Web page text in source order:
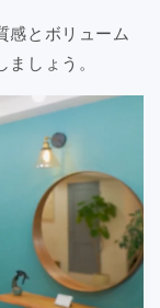
感とボリューム
しょう。